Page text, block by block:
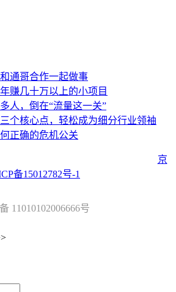
通哥合作一起做事
赚几十万以上的小项目
人，倒在“流量这一关”
个核心点，轻松成为细分行业领袖
正确的危机公关
京
备15012782号-1
11010102006666号